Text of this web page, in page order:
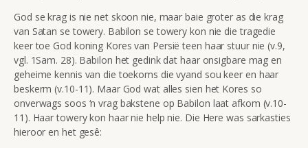
God se krag is nie net skoon nie, maar baie groter as die krag
van Satan se towery. Babilon se towery kon nie die tragedie
keer toe God koning Kores van Persië teen haar stuur nie (v.9,
vgl. 1Sam. 28). Babilon het gedink dat haar onsigbare mag en
geheime kennis van die toekoms die vyand sou keer en haar
beskerm (v.10-11). Maar God wat alles sien het Kores so
onverwags soos ‘n vrag bakstene op Babilon laat afkom (v.10-
11). Haar towery kon haar nie help nie. Die Here was sarkasties
hieroor en het gesê: